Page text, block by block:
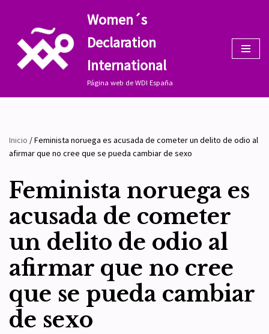
contenido
Women´s
Declaration
International
Página web de WDI España
Inicio /Feminista noruega es acusada de cometer un delito de odio al
afirmar que no cree que se pueda cambiar de sexo
Feminista noruega es
acusada de cometer
un delito de odio al
afirmar que no cree
que se pueda cambiar
de sexo